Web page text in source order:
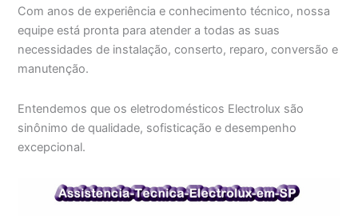
Com anos de experiência e conhecimento técnico, nossa
equipe está pronta para atender a todas as suas
necessidades de instalação, conserto, reparo, conversão e
manutenção.
Entendemos que os eletrodomésticos Electrolux são
sinônimo de qualidade, sofisticação e desempenho
excepcional.